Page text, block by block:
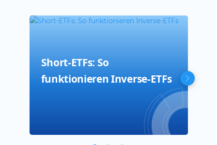
Short-ETFs: So
funktionieren Inverse-ETFs